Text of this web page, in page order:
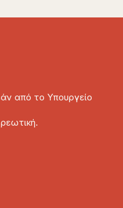
από το Υπουργείο